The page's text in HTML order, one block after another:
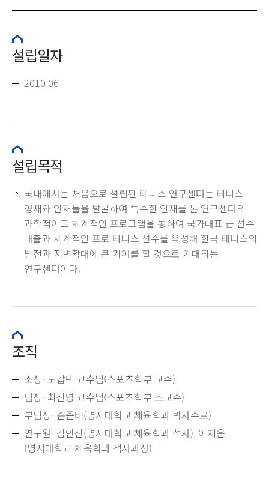
설립일자
2010.06
설립목적
국내에서는 처음으로 설립된 테니스 연구센터는 테니스
영재와 인재들을 발굴하여 특수한 인재를 본 연구센터의
과학적이고 체계적인 프로그램을 통하여 국가대표 급 선수
배출과 세계적인 프로 테니스 선수를 육성해 한국 테니스의
발전과 저변확대에 큰 기여를 할 것으로 기대되는
연구센터이다.
조직
소장- 노갑택 교수님(스포츠학부 교수)
팀장- 최진영 교수님(스포츠학부 조교수)
부팀장- 손준태(명지대학교 체육학과 박사수료)
연구원- 김인진(명지대학교 체육학과 석사), 이재은
(명지대학교 체육학과 석사과정)